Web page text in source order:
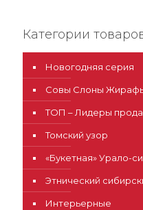
Категории
Новогодняя серия
Совы Слоны
ТОП – Лидеры
Томский узор
«Букетная» Урало-
Этнический
Интерьерные